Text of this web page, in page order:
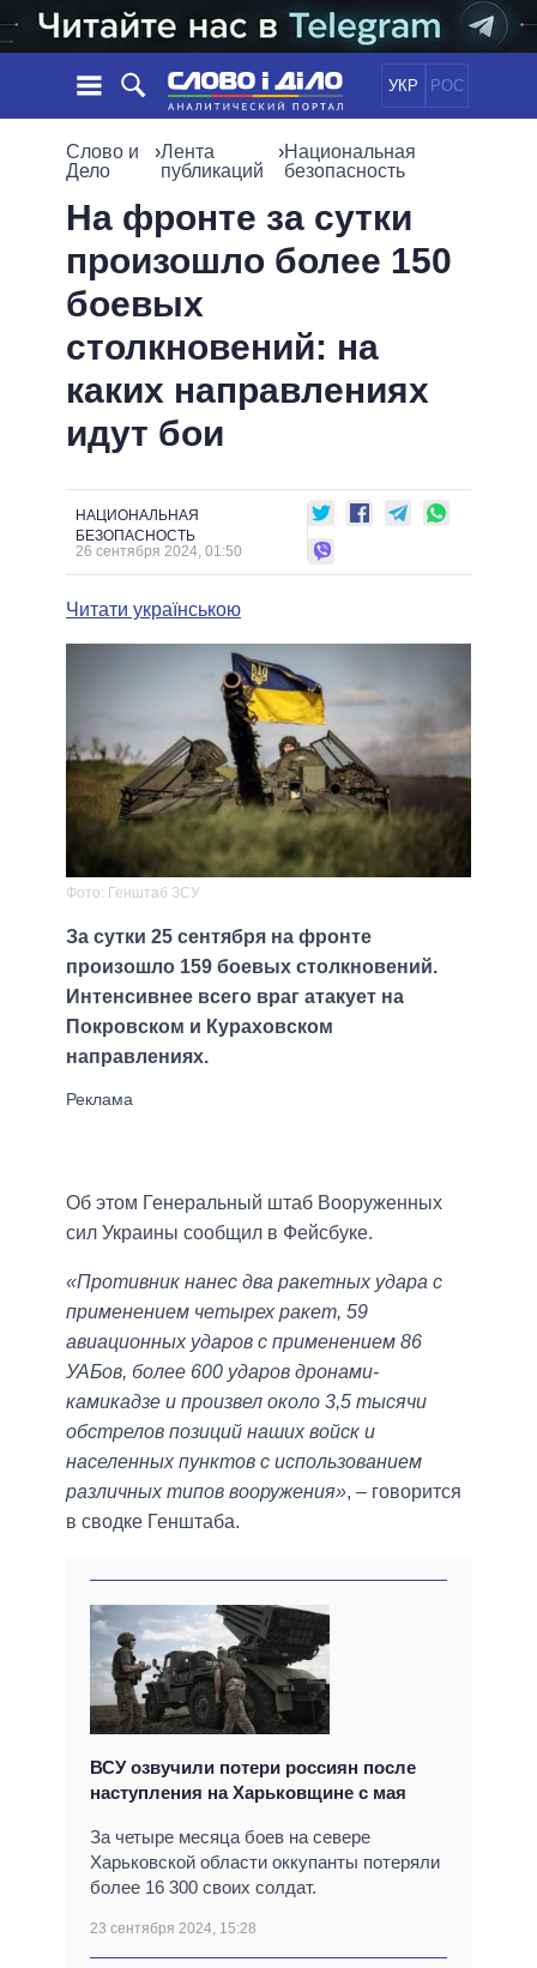
УКР РОС
НОВОСТИ
ЛЕНТА
СОБЫТИЯ
СТАТЬИ
МНЕНИЯ
ОБЗОРЫ
ДАЙДЖЕСТЫ
ЭКОНОМИКА
ОБЩЕСТВО
ПОЛИТИКИ
ВСЕ ПОЛИТИКИ
ПРЕЗИДЕНТ И ОФИС
ВЕРХОВНАЯ РАДА
КАБИНЕТ МИНИСТРОВ
ГЛАВЫ ОБЛАДМИНИСТРАЦИЙ
МЭРЫ
ВСЕ ПЕРСОНЫ
ИНФОГРАФИКА
ВИДЕО
ПОДДЕРЖАТЬ
Слово и
Дело
›Лента
публикаций
›Национальная
безопасность
На фронте за сутки
произошло более 150
боевых
столкновений: на
каких направлениях
идут бои
НАЦИОНАЛЬНАЯ
БЕЗОПАСНОСТЬ
26 сентября 2024, 01:50
Читати українською
Фото: Генштаб ЗСУ
За сутки 25 сентября на фронте
произошло 159 боевых столкновений.
Интенсивнее всего враг атакует на
Покровском и Кураховском
направлениях.
Об этом Генеральный штаб Вооруженных
сил Украины сообщил в Фейсбуке.
«Противник нанес два ракетных удара с
применением четырех ракет, 59
авиационных ударов с применением 86
УАБов, более 600 ударов дронами-
камикадзе и произвел около 3,5 тысячи
обстрелов позиций наших войск и
населенных пунктов с использованием
различных типов вооружения», – говорится
в сводке Генштаба.
ВСУ озвучили потери россиян после
наступления на Харьковщине с мая
За четыре месяца боев на севере
Харьковской области оккупанты потеряли
более 16 300 своих солдат.
23 сентября 2024, 15:28